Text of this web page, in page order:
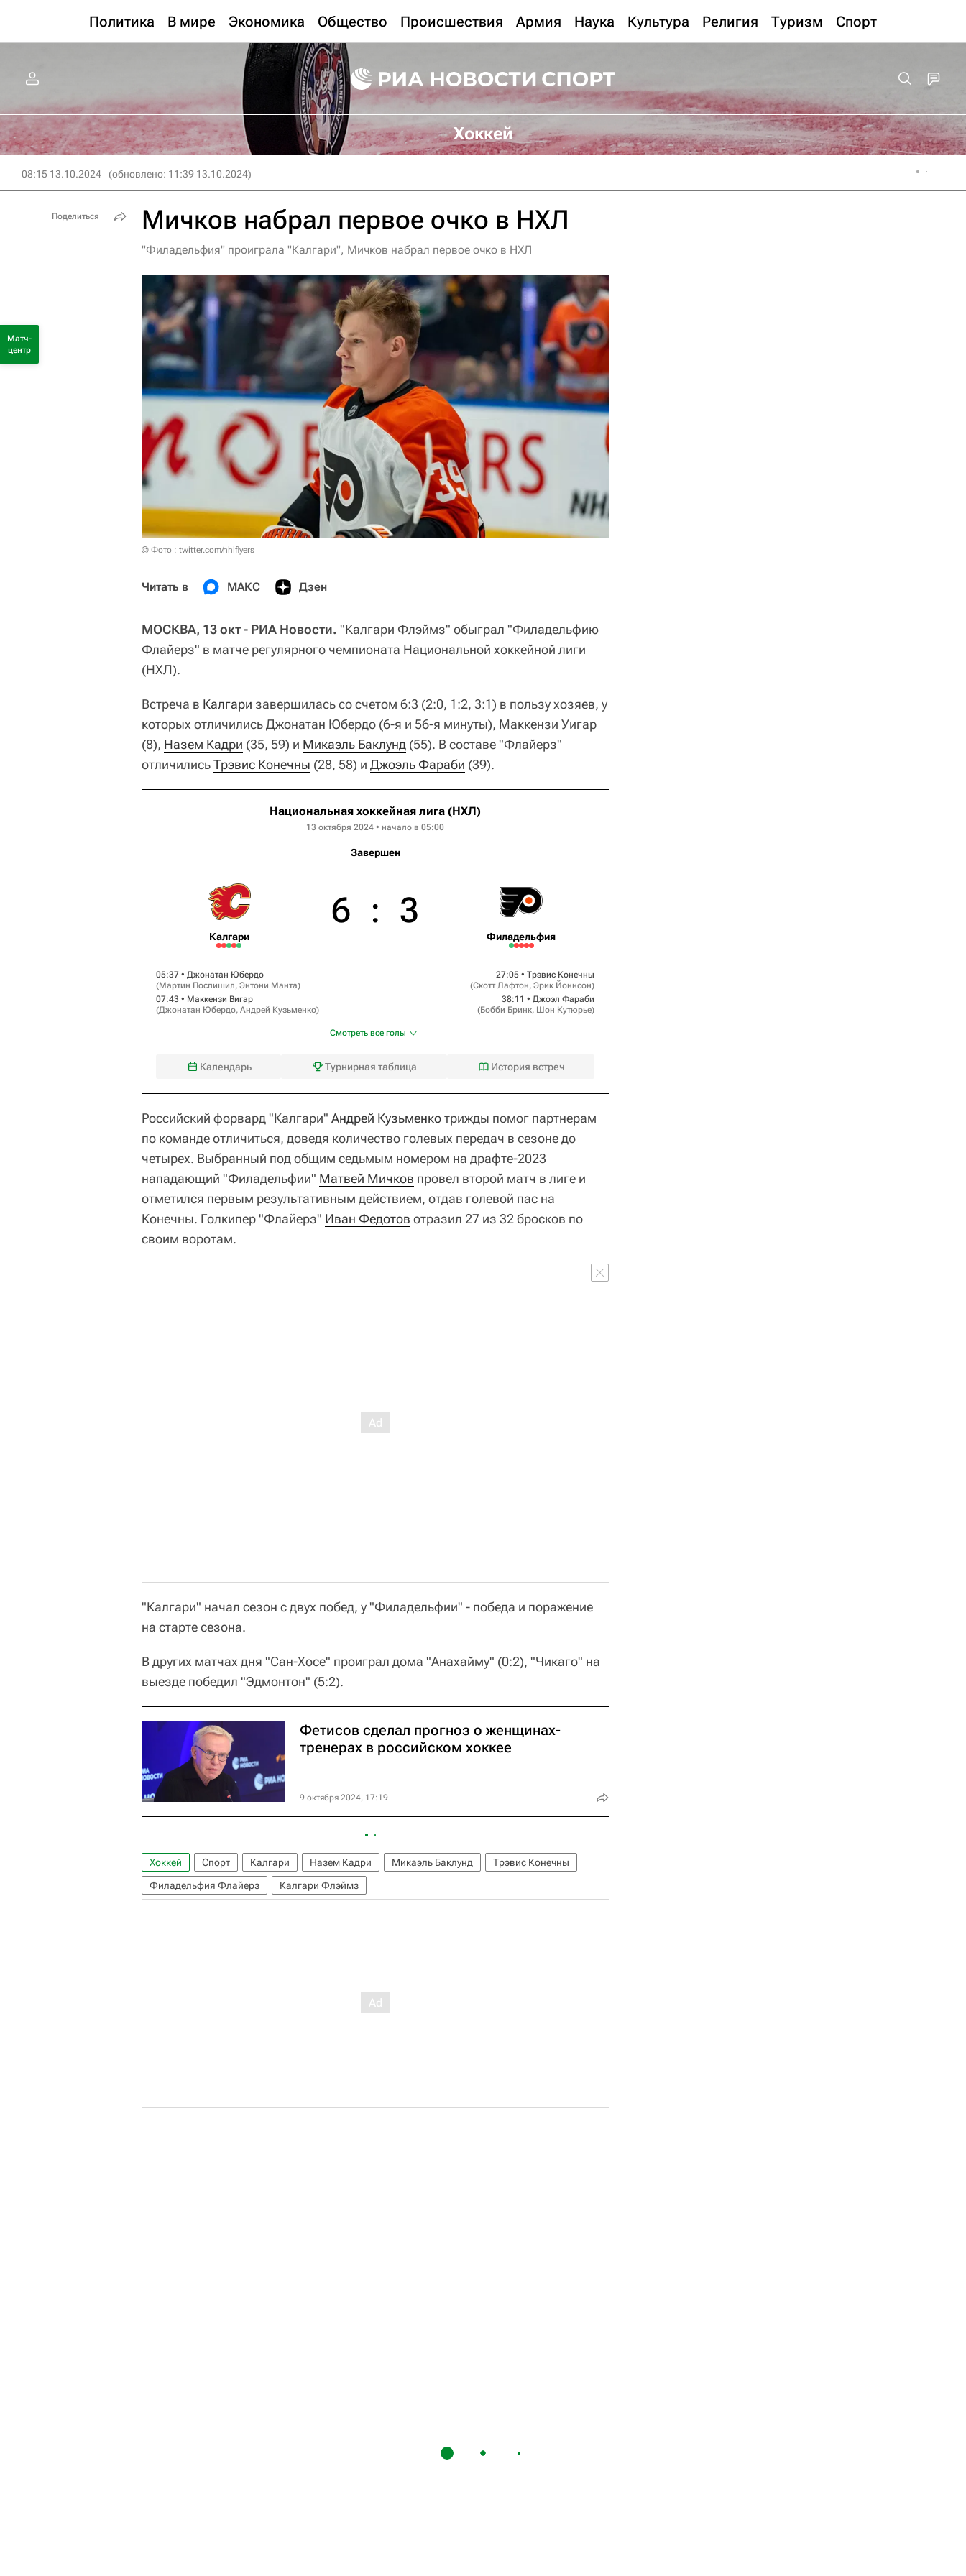
Политика В мире Экономика Общество Происшествия Армия Наука Культура Религия Туризм Спорт
Хоккей
08:15 13.10.2024 (обновлено: 11:39 13.10.2024)
Мичков набрал первое очко в НХЛ
"Филадельфия" проиграла "Калгари", Мичков набрал первое очко в НХЛ
© Фото : twitter.com/nhlflyers
Читать в МАКС Дзен
МОСКВА, 13 окт - РИА Новости. "Калгари Флэймз" обыграл "Филадельфию
Флайерз" в матче регулярного чемпионата Национальной хоккейной лиги
(НХЛ).
Встреча в Калгари завершилась со счетом 6:3 (2:0, 1:2, 3:1) в пользу хозяев, у
которых отличились Джонатан Юбердо (6-я и 56-я минуты), Маккензи Уигар
(8), Назем Кадри (35, 59) и Микаэль Баклунд (55). В составе "Флайерз"
отличилисьТрэвис Конечны (28, 58) и Джоэль Фараби (39).
Национальная хоккейная лига (НХЛ)
13 октября 2024 • начало в 05:00
Завершен
Калгари
6 : 3
Филадельфия
05:37 • Джонатан Юбердо
(Мартин Поспишил, Энтони Манта)
07:43 • Маккензи Вигар
(Джонатан Юбердо, Андрей Кузьменко)
27:05 • Трэвис Конечны
(Скотт Лафтон, Эрик Йоннсон)
38:11 • Джоэл Фараби
(Бобби Бринк, Шон Кутюрье)
Смотреть все голы
Календарь Турнирная таблица История встреч
Российский форвард "Калгари" Андрей Кузьменкотрижды помог партнерам
по команде отличиться, доведя количество голевых передач в сезоне до
четырех. Выбранный под общим седьмым номером на драфте-2023
нападающий "Филадельфии" Матвей Мичков провел второй матч в лиге и
отметился первым результативным действием, отдав голевой пас на
Конечны. Голкипер "Флайерз" Иван Федотов отразил 27 из 32 бросков по
своим воротам.
"Калгари" начал сезон с двух побед, у "Филадельфии" - победа и поражение
на старте сезона.
В других матчах дня "Сан-Хосе" проиграл дома "Анахайму" (0:2), "Чикаго" на
выезде победил "Эдмонтон" (5:2).
Фетисов сделал прогноз о женщинах-
тренерах в российском хоккее
9 октября 2024, 17:19
Хоккей Спорт Калгари Назем Кадри Микаэль Баклунд
Трэвис Конечны
Филадельфия Флайерз
Калгари Флэймз
Поделиться
Матч-
центр